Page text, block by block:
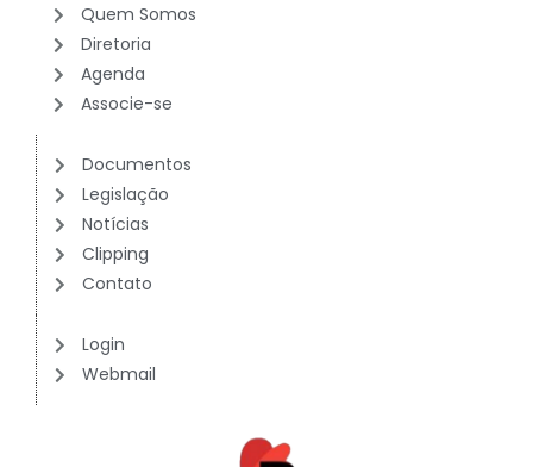
Quem Somos
Diretoria
Agenda
Associe-se
Documentos
Legislação
Notícias
Clipping
Contato
Login
Webmail